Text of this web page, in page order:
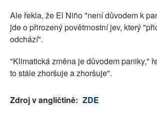
Ale řekla, že El Niño "není důvodem k
jde o přirozený povětrnostní jev, který
odchází".
"Klimatická změna je důvodem paniky,"
to stále zhoršuje a zhoršuje".
Zdroj v angličtině: ZDE